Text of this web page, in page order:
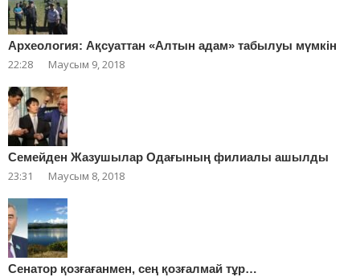
Археология: Ақсуаттан «Алтын адам» табылуы мүмкін
22:28 Маусым 9, 2018
Cемейден Жазушылар Одағының филиалы ашылды
23:31 Маусым 8, 2018
Сенатор қозғағанмен, сең қозғалмай тұр…